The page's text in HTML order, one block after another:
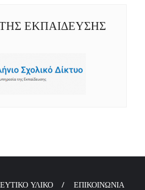
ΕΚΠΑΙΔΕΥΣΗΣ
ΥΛΙΚΟ
ΕΠΙΚΟΙΝΩΝΙΑ